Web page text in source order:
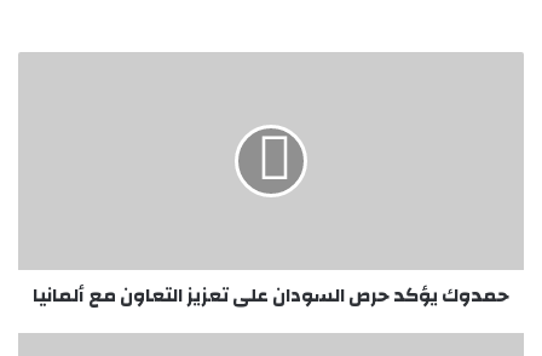
حمدوك
ألمانيا
حمدوك يؤكد حرص السودان على تعزيز التعاون مع ألمانيا